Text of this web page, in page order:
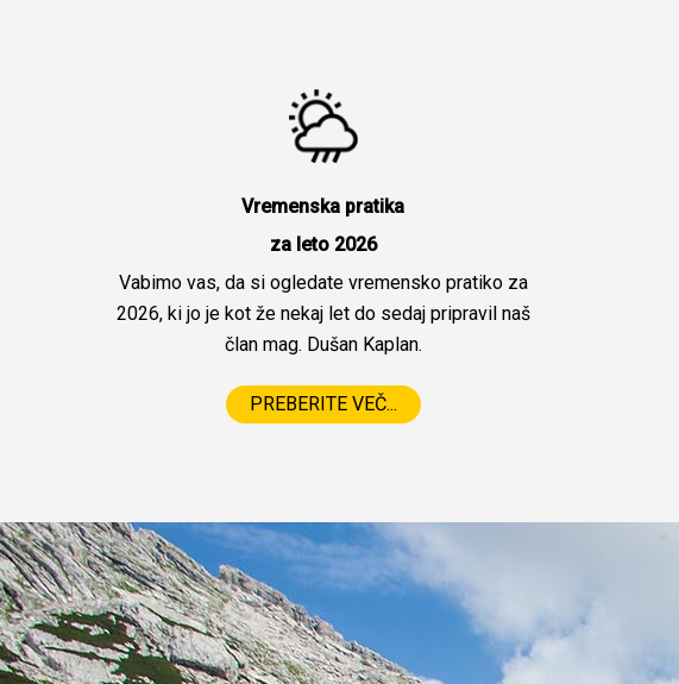
Vremenska pratika
za leto 2026
Vabimo vas, da si ogledate vremensko pratiko za
2026, ki jo je kot že nekaj let do sedaj pripravil naš
član mag. Dušan Kaplan.
PREBERITE VEČ...